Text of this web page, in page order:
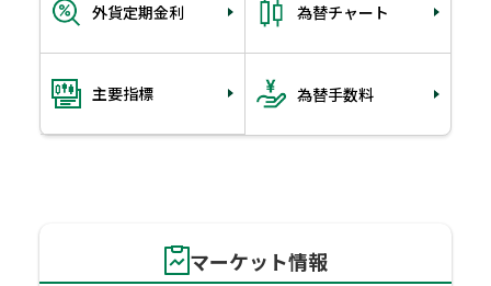
外貨定期金利 為替チャート
主要指標 為替手数料
マーケット情報